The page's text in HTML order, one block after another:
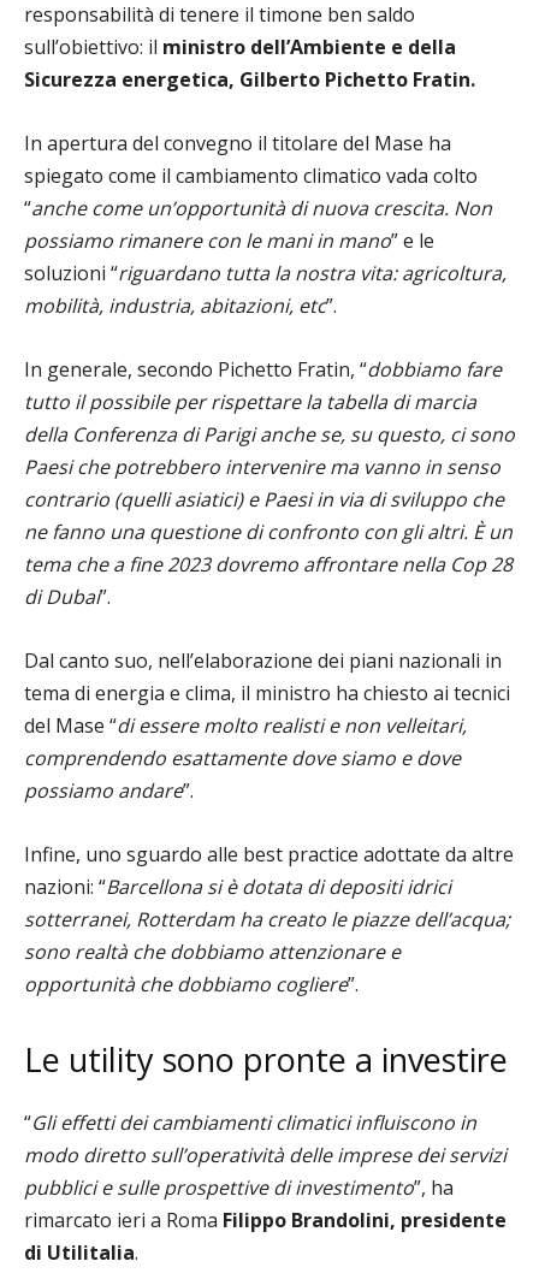
responsabilità di tenere il timone ben saldo
sull’obiettivo: il ministro dell’Ambiente e della
Sicurezza energetica, Gilberto Pichetto Fratin.
In apertura del convegno il titolare del Mase ha
spiegato come il cambiamento climatico vada colto
“anche come un’opportunità di nuova crescita. Non
possiamo rimanere con le mani in mano” e le
soluzioni “riguardano tutta la nostra vita: agricoltura,
mobilità, industria, abitazioni, etc”.
In generale, secondo Pichetto Fratin, “dobbiamo fare
tutto il possibile per rispettare la tabella di marcia
della Conferenza di Parigi anche se, su questo, ci sono
Paesi che potrebbero intervenire ma vanno in senso
contrario (quelli asiatici) e Paesi in via di sviluppo che
ne fanno una questione di confronto con gli altri. È un
tema che a fine 2023 dovremo affrontare nella Cop 28
di Dubai”.
Dal canto suo, nell’elaborazione dei piani nazionali in
tema di energia e clima, il ministro ha chiesto ai tecnici
del Mase “di essere molto realisti e non velleitari,
comprendendo esattamente dove siamo e dove
possiamo andare”.
Infine, uno sguardo alle best practice adottate da altre
nazioni: “Barcellona si è dotata di depositi idrici
sotterranei, Rotterdam ha creato le piazze dell’acqua;
sono realtà che dobbiamo attenzionare e
opportunità che dobbiamo cogliere”.
Le utility sono pronte a investire
“Gli effetti dei cambiamenti climatici influiscono in
modo diretto sull’operatività delle imprese dei servizi
pubblici e sulle prospettive di investimento”, ha
rimarcato ieri a Roma Filippo Brandolini, presidente
di Utilitalia.